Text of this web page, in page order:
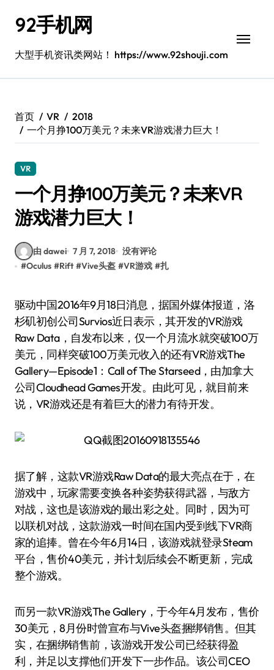
92手机网
大型手机资讯类网站！ https://www.92shouji.com
首页 VR
2018
一个月挣100万美元？未来VR游戏潜力巨大！
VR
一个月挣100万美元？未来VR
游戏潜力巨大！
由 dawei 7 月 7, 2018 没有评论
#Oculus #Rift #Vive头盔 #VR游戏 #扎
驱动中国2016年9月18日消息，据国外媒体报道，洛
杉矶初创公司Survios近日表示，其开发的VR游戏
Raw Data，自发布以来，仅一个月流水就突破100万
美元，同样突破100万美元收入的还有VR游戏The
Gallery—Episode1：Call of The Starseed，由加拿大
公司Cloudhead Games开发。由此可见，就目前来
说，VR游戏还是有着巨大的潜力有待开发。
据了解，这款VR游戏Raw Data的最大亮点在于，在
游戏中，玩家需要变换各种姿势获得武器，与敌方
对战，这也是该游戏的最出彩之处。同时，因为可
以联机对战，这款游戏一时间在国内受到线下VR商
家的追捧。曾在今年6月14日，该游戏就登录Steam
平台，售价40美元，并计划后续会不断更新，完成
整个游戏。
而另一款VR游戏The Gallery，于今年4月发布，售价
30美元，8月份时曾宣布与Vive头盔捆绑销售。但其
实，在捆绑销售前，该游戏开发公司已经获得盈
利，并足以支撑他们开发下一步作品。该公司CEO